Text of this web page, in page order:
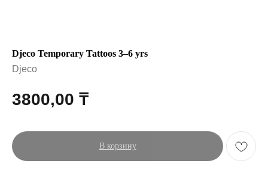
Djeco Temporary Tattoos 3–6 yrs
Djeco
3800,00 ₸
В корзину